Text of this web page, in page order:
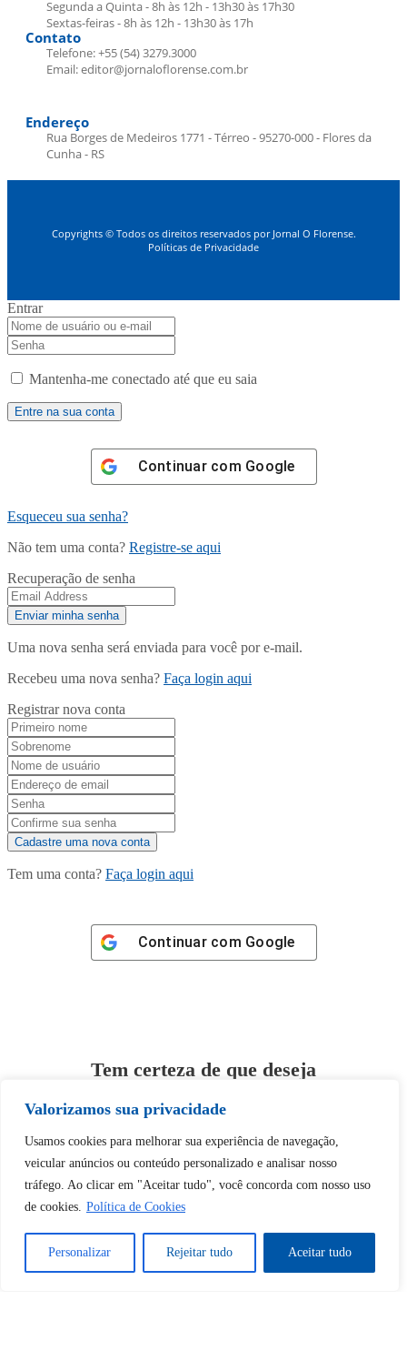
Valorizamos sua privacidade
Usamos cookies para melhorar sua experiência de navegação,
veicular anúncios ou conteúdo personalizado e analisar nosso
tráfego. Ao clicar em "Aceitar tudo", você concorda com nosso uso
de cookies. Política de Cookies
Personalizar Rejeitar tudo Aceitar tudo
Segunda a Quinta - 8h às 12h - 13h30 às 17h30
Sextas-feiras - 8h às 12h - 13h30 às 17h
Contato
Telefone: +55 (54) 3279.3000
Email: editor@jornaloflorense.com.br
Endereço
Rua Borges de Medeiros 1771 - Térreo - 95270-000 - Flores da
Cunha - RS
Copyrights © Todos os direitos reservados por Jornal O Florense.
Políticas de Privacidade
Entrar
Mantenha-me conectado até que eu saia
Continuar com Google
Esqueceu sua senha?
Não tem uma conta? Registre-se aqui
Recuperação de senha
Uma nova senha será enviada para você por e-mail.
Recebeu uma nova senha? Faça login aqui
Registrar nova conta
Tem uma conta? Faça login aqui
Continuar com Google
Tem certeza de que deseja
Desbloquear esquerda : 0